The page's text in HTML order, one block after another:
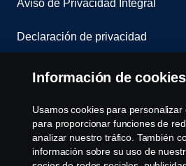
Aviso de Privacidad Integral
Declaración de privacidad
Cookies
Contáctanos
Denuncia de irregularidades
Información de cookies
Usamos cookies para personalizar
para proporcionar funciones de
analizar nuestro tráfico. También
información sobre su uso de